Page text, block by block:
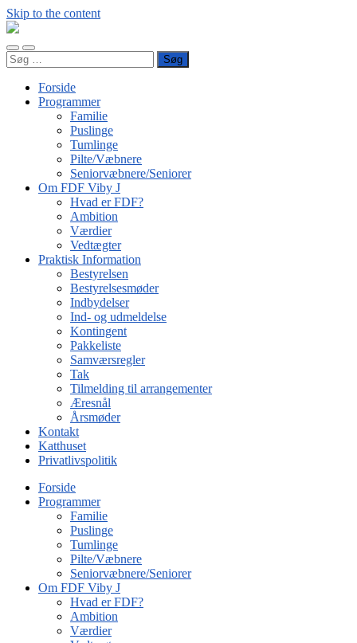
Skip to the content
FDF
J
Toggle
mobile
Toggle
search
Søg
efter:
Forside
Programmer
Familie
Puslinge
Tumlinge
Pilte/Væbnere
Seniorvæbnere/Seniorer
Om FDF Viby J
Hvad er FDF?
Ambition
Værdier
Vedtægter
Praktisk Information
Bestyrelsen
Bestyrelsesmøder
Indbydelser
Ind- og udmeldelse
Kontingent
Pakkeliste
Samværsregler
Tak
Tilmelding til arrangementer
Æresnål
Årsmøder
Kontakt
Katthuset
Privatlivspolitik
Forside
Programmer
Familie
Puslinge
Tumlinge
Pilte/Væbnere
Seniorvæbnere/Seniorer
Om FDF Viby J
Hvad er FDF?
Ambition
Værdier